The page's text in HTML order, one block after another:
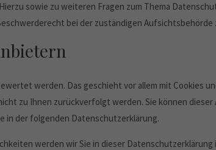
sowie zu weiteren Fragen zum Thema
bei der zuständigen Aufsichtsbehörde
werden. Das geschieht vor allem mit Cookies
zu Ihnen zurückverfolgt werden. Sie können
in der folgenden Datenschutzerklärung.
werden wir Sie in dieser Datenschutzerklärung